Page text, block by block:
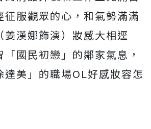
征服觀眾的心，和氣勢滿滿
姜漢娜飾演）妝感大相逕
國民初戀」的鄰家氣息，
達美」的職場OL好感妝容怎